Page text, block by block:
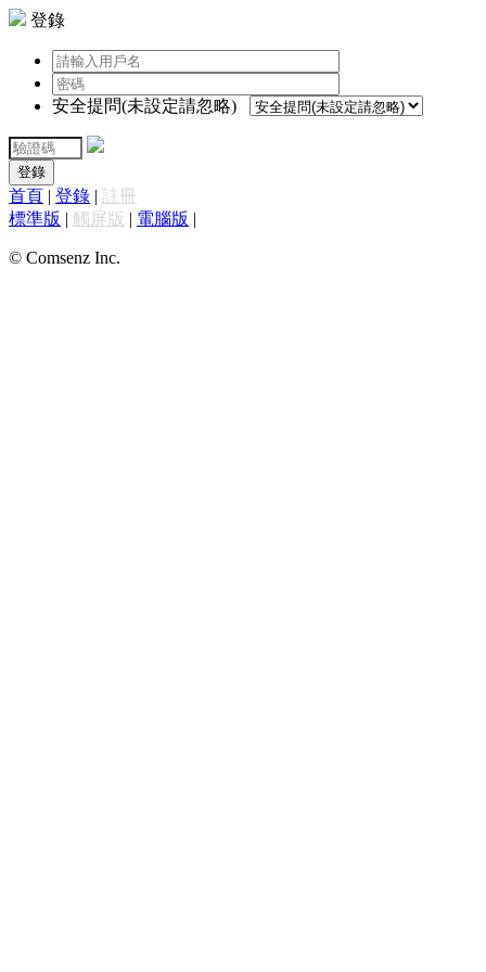
登錄
安全提問(未設定請忽略)
登錄
首頁 | 登錄 | 註冊
標準版 | 觸屏版 | 電腦版 |
© Comsenz Inc.